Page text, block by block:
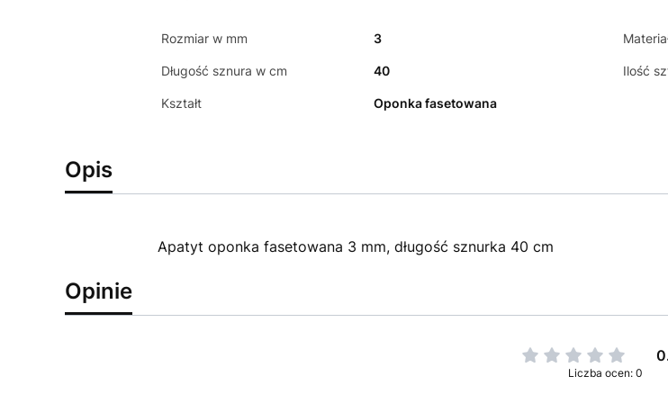
Rozmiar w mm 3
Długość sznura w cm 40 Ilość
Kształt Oponka fasetowana
Opis
Apatyt oponka fasetowana 3 mm, długość sznurka 40 cm
Opinie
Liczba ocen: 0